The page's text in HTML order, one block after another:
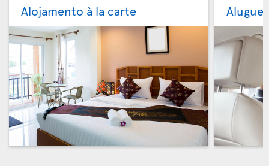
Alojamento à la carte